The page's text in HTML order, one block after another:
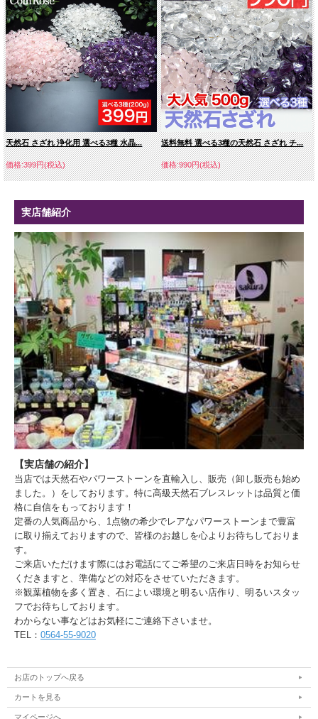
天然石 さざれ 浄化用 選べる3種 水晶...
価格:399円(税込)
送料無料 選べる3種の天然石 さざれ チ...
価格:990円(税込)
実店舗紹介
【実店舗の紹介】
当店では天然石やパワーストーンを直輸入し、販売（卸し販売も始め
ました。）をしております。特に高級天然石ブレスレットは品質と価
格に自信をもっております！
定番の人気商品から、1点物の希少でレアなパワーストーンまで豊富
に取り揃えておりますので、皆様のお越しを心よりお待ちしておりま
す。
ご来店いただけます際にはお電話にてご希望のご来店日時をお知らせ
くだきますと、準備などの対応をさせていただきます。
※観葉植物を多く置き、石によい環境と明るい店作り、明るいスタッ
フでお待ちしております。
わからない事などはお気軽にご連絡下さいませ。
TEL： 0564-55-9020
お店のトップへ戻る
カートを見る
マイページへ